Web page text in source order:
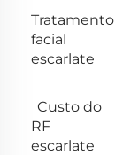
Tratamento
facial
escarlate
Custo do
RF
escarlate